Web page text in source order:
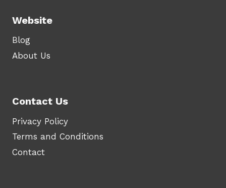
Website
Blog
About Us
Contact Us
Privacy Policy
Terms and Conditions
Contact